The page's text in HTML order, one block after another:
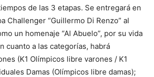
de las 3 etapas. Se entregará en
Challenger “Guillermo Di Renzo” al
un homenaje “Al Abuelo”, por su vida
cuanto a las categorías, habrá
(K1 Olímpicos libre varones / K1
Damas (Olímpicos libre damas);